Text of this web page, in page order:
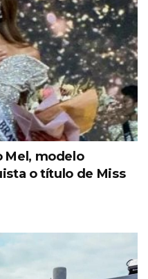
Mel, modelo
o título de Miss